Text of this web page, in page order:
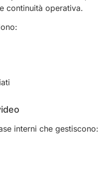
continuità operativa.
interni che gestiscono: